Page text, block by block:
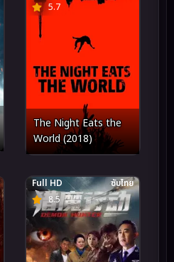
5.7
The Night Eats the
World (2018)
8.5
Full HD ซับไทย